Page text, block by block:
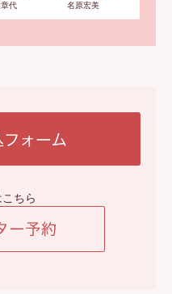
代 名原宏美
ちら